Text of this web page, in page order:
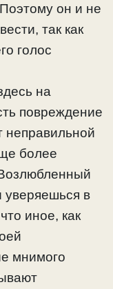
он и не
так как
голос
на
повреждение
неправильной
более
уверяешься в
иное, как
мнимого